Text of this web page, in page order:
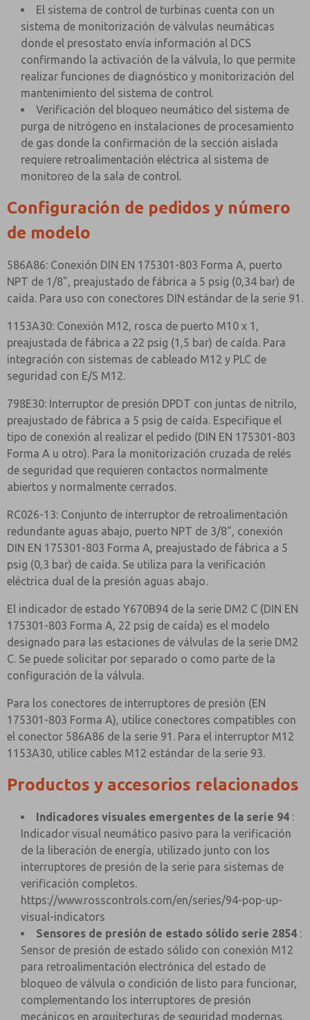
El sistema de control de turbinas cuenta con un
sistema de monitorización de válvulas neumáticas
donde el presostato envía información al DCS
confirmando la activación de la válvula, lo que permite
realizar funciones de diagnóstico y monitorización del
mantenimiento del sistema de control.
Verificación del bloqueo neumático del sistema de
purga de nitrógeno en instalaciones de procesamiento
de gas donde la confirmación de la sección aislada
requiere retroalimentación eléctrica al sistema de
monitoreo de la sala de control.
Configuración de pedidos y número
de modelo
586A86: Conexión DIN EN 175301-803 Forma A, puerto
NPT de 1/8", preajustado de fábrica a 5 psig (0,34 bar) de
caída. Para uso con conectores DIN estándar de la serie 91.
1153A30: Conexión M12, rosca de puerto M10 x 1,
preajustada de fábrica a 22 psig (1,5 bar) de caída. Para
integración con sistemas de cableado M12 y PLC de
seguridad con E/S M12.
798E30: Interruptor de presión DPDT con juntas de nitrilo,
preajustado de fábrica a 5 psig de caída. Especifique el
tipo de conexión al realizar el pedido (DIN EN 175301-803
Forma A u otro). Para la monitorización cruzada de relés
de seguridad que requieren contactos normalmente
abiertos y normalmente cerrados.
RC026-13: Conjunto de interruptor de retroalimentación
redundante aguas abajo, puerto NPT de 3/8", conexión
DIN EN 175301-803 Forma A, preajustado de fábrica a 5
psig (0,3 bar) de caída. Se utiliza para la verificación
eléctrica dual de la presión aguas abajo.
El indicador de estado Y670B94 de la serie DM2 C (DIN EN
175301-803 Forma A, 22 psig de caída) es el modelo
designado para las estaciones de válvulas de la serie DM2
C. Se puede solicitar por separado o como parte de la
configuración de la válvula.
Para los conectores de interruptores de presión (EN
175301-803 Forma A), utilice conectores compatibles con
el conector 586A86 de la serie 91. Para el interruptor M12
1153A30, utilice cables M12 estándar de la serie 93.
Productos y accesorios relacionados
Indicadores visuales emergentes de la serie 94 :
Indicador visual neumático pasivo para la verificación
de la liberación de energía, utilizado junto con los
interruptores de presión de la serie para sistemas de
verificación completos.
https://www.rosscontrols.com/en/series/94-pop-up-
visual-indicators
Sensores de presión de estado sólido serie 2854 :
Sensor de presión de estado sólido con conexión M12
para retroalimentación electrónica del estado de
bloqueo de válvula o condición de listo para funcionar,
complementando los interruptores de presión
mecánicos en arquitecturas de seguridad modernas.